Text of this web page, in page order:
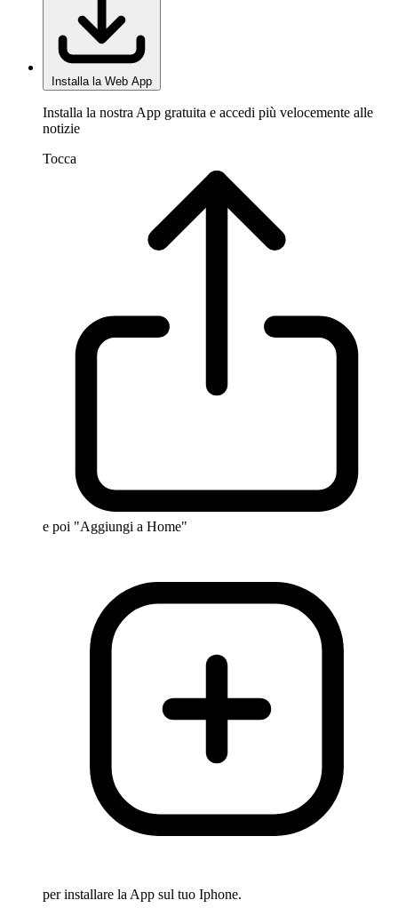
Installa la Web App
Installa la nostra App gratuita e accedi più velocemente alle
notizie
Tocca
e poi "Aggiungi a Home"
per installare la App sul tuo Iphone.